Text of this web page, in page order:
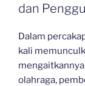
dan
Dalam
kali
olahraga,